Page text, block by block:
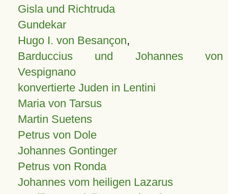
Gisla und Richtruda
Gundekar
Hugo I. von Besançon,
Barduccius und Johannes von
Vespignano
konvertierte Juden in Lentini
Maria von Tarsus
Martin Suetens
Petrus von Dole
Johannes Gontinger
Petrus von Ronda
Johannes vom heiligen Lazarus